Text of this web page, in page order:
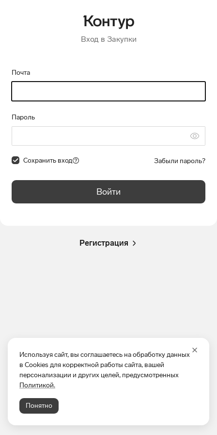
Используя сайт, вы соглашаетесь на обработку данных
в Cookies для корректной работы сайта, вашей
персонализации и других целей, предусмотренных
Политикой.
Понятно
Вход в Закупки
Почта
Пароль
Сохранить вход Забыли пароль?
Войти
Регистрация